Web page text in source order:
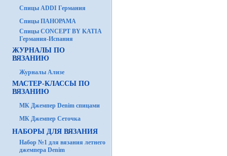
Спицы ADDI Германия
Спицы ПАНОРАМА
Спицы CONCEPT BY KATIA
Германия-Испания
ЖУРНАЛЫ ПО
ВЯЗАНИЮ
Журналы Ализе
МАСТЕР-КЛАССЫ ПО
ВЯЗАНИЮ
МК Джемпер Denim спицами
МК Джемпер Сеточка
НАБОРЫ ДЛЯ ВЯЗАНИЯ
Набор №1 для вязания летнего
джемпера Denim